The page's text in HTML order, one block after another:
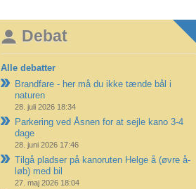
Debat
Alle debatter
Brandfare - her må du ikke tænde bål i
naturen
28. juli 2026 18:34
Parkering ved Åsnen for at sejle kano 3-4
dage
28. juni 2026 17:46
Tilgå pladser på kanoruten Helge å (øvre å-
løb) med bil
27. maj 2026 18:04